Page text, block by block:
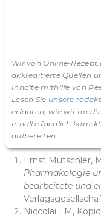
Wir von Online-
akkreditierte Quellen
Inhalte mithilfe von
Lesen Sie unsere
erfahren, wie wir
Inhalte fachlich
aufbereiten.
Ernst Mutschler,
Pharmakologie
bearbeitete und
Niccolai LM,